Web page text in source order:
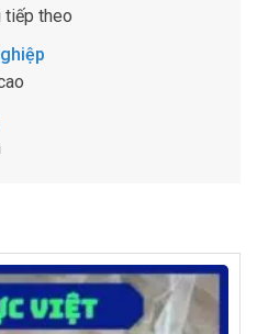
tiếp theo